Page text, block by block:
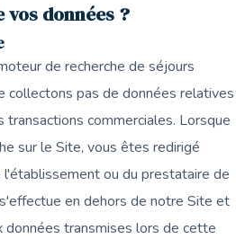
vos données ?
de recherche de séjours
collectons pas de données relatives
commerciales. Lorsque
sur le Site, vous êtes redirigé
ou du prestataire de
en dehors de notre Site et
données transmises lors de cette